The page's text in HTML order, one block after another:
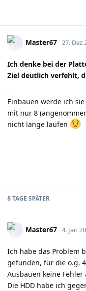
Master67 27. Dez
Ich denke bei der
Ziel deutlich verfehlt,
Einbauen werde ich
mit nur 8
nicht lange laufen
8 TAGE SPÄTER
Master67 4. Jan
Ich habe das Problem
gefunden, für die o.g.
Ausbauen keine Fehler
Die HDD habe ich